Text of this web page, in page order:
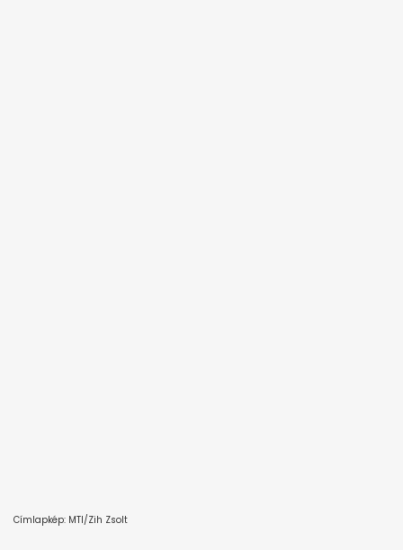
Címlapkép: MTI/Zih Zsolt